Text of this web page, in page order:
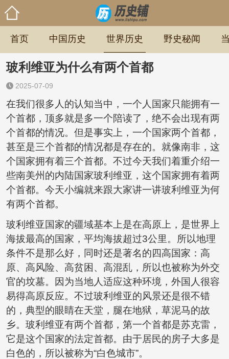
首页 中国历史 世界历史 野史秘闻
玻利维亚为什么有两个首都
2025-07-09
在我们很多人的认知当中，一个人国家只能拥有一
个首都，顶多就是多一个陪读了，绝不会出现有两
个首都的情况。但是事实上，一个国家两个首都，
甚至是三个首都的情况都是存在的。就像南非，这
个国家拥有着三个首都。不过今天我们着重介绍一
些南美州的内陆国家玻利维亚，这个国家拥有着两
个首都。今天小编就来跟大家讲一讲玻利维亚为何
有两个首都。
玻利维亚国家的疆域基本上是在高原上，是世界上
海拔最高的国家，平均海拔超过3公里。所以地理
条件不是那么好，同时还是著名的四高国家：高
原、高风险、高贫困、高混乱，所以也被称为外交
官的坟墓。因为当地人适应这种环境，外国人很容
易得高原反应。不过玻利维亚的风景还是很不错
的，典型的眼睛在天堂，腿在地狱，草泥马的故
乡。玻利维亚有两个首都，第一个首都是苏克雷，
它是这个国家的法定首都。由于居民的房子大多是
白色的，所以被称为“白色城市”。